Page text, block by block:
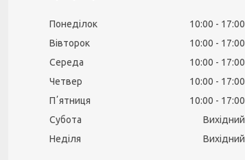
Понеділок 10:00
17:00
Вівторок
10:00
17:00
Середа
10:00
17:00
Четвер
10:00
17:00
Пʼятниця
10:00
17:00
Субота
Вихідний
Неділя
Вихідний